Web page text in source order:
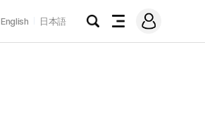
English 日本語
검
전
메
그